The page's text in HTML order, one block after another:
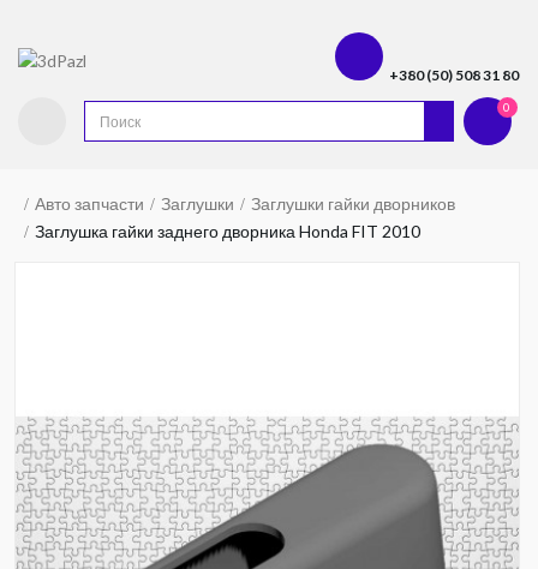
+380 (50) 508 31 80
0
Авто запчасти Заглушки
Заглушки гайки дворников
Заглушка гайки заднего дворника Honda FIT 2010